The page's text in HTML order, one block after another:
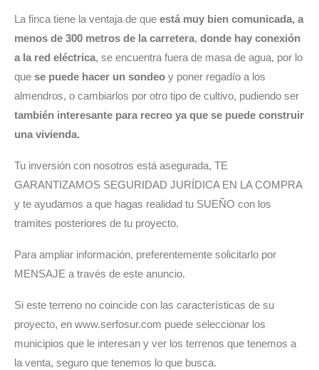
La finca tiene la ventaja de que está muy bien comunicada, a
menos de 300 metros de la carretera, donde hay conexión
a la red eléctrica, se encuentra fuera de masa de agua, por lo
que se puede hacer un sondeo y poner regadío a los
almendros, o cambiarlos por otro tipo de cultivo, pudiendo ser
también interesante para recreo ya que se puede construir
una vivienda.
Tu inversión con nosotros está asegurada, TE
GARANTIZAMOS SEGURIDAD JURÍDICA EN LA COMPRA
y te ayudamos a que hagas realidad tu SUEÑO con los
tramites posteriores de tu proyecto.
Para ampliar información, preferentemente solicitarlo por
MENSAJE a través de este anuncio.
Si este terreno no coincide con las características de su
proyecto, en www.serfosur.com puede seleccionar los
municipios que le interesan y ver los terrenos que tenemos a
la venta, seguro que tenemos lo que busca.